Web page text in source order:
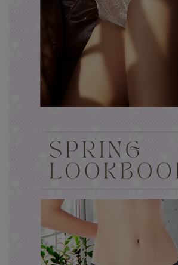
7、8月滿千折百23
7、8月滿千折百24
7、8月滿千折百25
浪漫疊加｜全館滿4000贈貓耳眼罩組